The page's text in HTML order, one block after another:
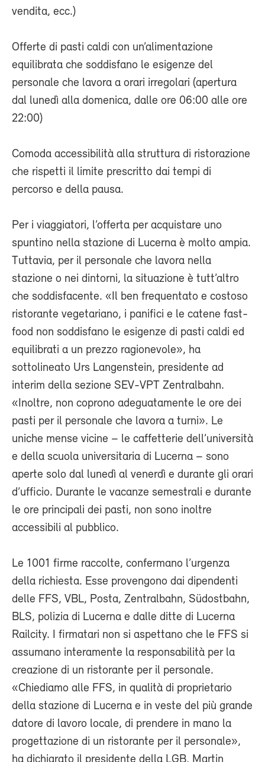
vendita, ecc.)
Offerte di pasti caldi con un’alimentazione
equilibrata che soddisfano le esigenze del
personale che lavora a orari irregolari (apertura
dal lunedì alla domenica, dalle ore 06:00 alle ore
22:00)
Comoda accessibilità alla struttura di ristorazione
che rispetti il limite prescritto dai tempi di
percorso e della pausa.
Per i viaggiatori, l’offerta per acquistare uno
spuntino nella stazione di Lucerna è molto ampia.
Tuttavia, per il personale che lavora nella
stazione o nei dintorni, la situazione è tutt’altro
che soddisfacente. «Il ben frequentato e costoso
ristorante vegetariano, i panifici e le catene fast-
food non soddisfano le esigenze di pasti caldi ed
equilibrati a un prezzo ragionevole», ha
sottolineato Urs Langenstein, presidente ad
interim della sezione SEV-VPT Zentralbahn.
«Inoltre, non coprono adeguatamente le ore dei
pasti per il personale che lavora a turni». Le
uniche mense vicine – le caffetterie dell’università
e della scuola universitaria di Lucerna – sono
aperte solo dal lunedì al venerdì e durante gli orari
d’ufficio. Durante le vacanze semestrali e durante
le ore principali dei pasti, non sono inoltre
accessibili al pubblico.
Le 1001 firme raccolte, confermano l’urgenza
della richiesta. Esse provengono dai dipendenti
delle FFS, VBL, Posta, Zentralbahn, Südostbahn,
BLS, polizia di Lucerna e dalle ditte di Lucerna
Railcity. I firmatari non si aspettano che le FFS si
assumano interamente la responsabilità per la
creazione di un ristorante per il personale.
«Chiediamo alle FFS, in qualità di proprietario
della stazione di Lucerna e in veste del più grande
datore di lavoro locale, di prendere in mano la
progettazione di un ristorante per il personale»,
ha dichiarato il presidente della LGB, Martin